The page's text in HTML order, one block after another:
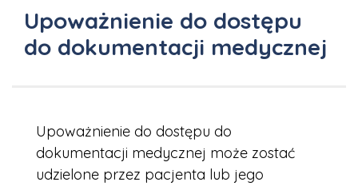
Upoważnienie do dostępu
do dokumentacji medycznej
Upoważnienie do dostępu do
dokumentacji medycznej może zostać
udzielone przez pacjenta lub jego